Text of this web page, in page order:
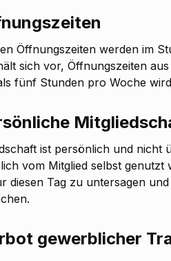
Öffnungszeiten werden im
sich vor, Öffnungszeiten
fünf Stunden pro Woche
ist persönlich und nicht
vom Mitglied selbst
diesen Tag zu untersagen
gewerblicher